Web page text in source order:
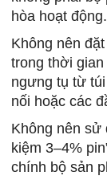
hòa hoạt động.
Không nên
trong thời
ngưng tụ từ
nối hoặc các
Không nên sử
kiệm 3–4%
chính bộ sản